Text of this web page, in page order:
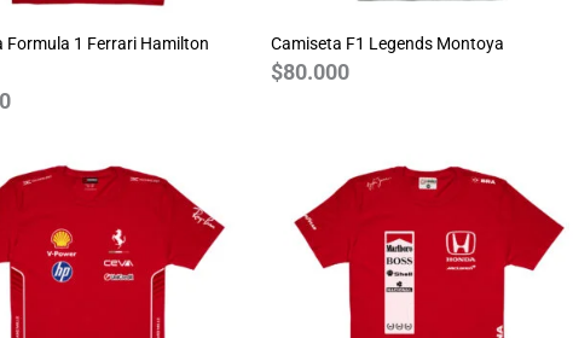
Formula 1 Ferrari Hamilton
Camiseta F1 Legends Montoya
$80.000